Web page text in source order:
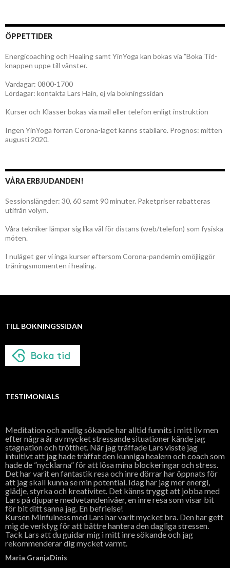
ÖPPETTIDER
Energicoaching och Healing samt YinYoga kan bokas via ”Boka Tid-
knappen uppe till vänster.
Vardagar: 0800-1700
Lördagar: kontakta Lars Hain, ej via bokningssidan
Kurser och Klasser bokas via mail eller telefon enligt instruktion
Ingen YinYoga förrän Corona-läget känns stabilare. Prognos: mitten
augusti 2020.
VÅRA ERBJUDANDEN!
Sessionslängder: 30, 60 samt 90 minuter. Paketpriser rabatteras
utifrån volym.
Våra tekniker lämpar sig lika väl för distans (web/telefon) som fysiska
möten.
I nuläget ger vi inga kurser eftersom Corona-pandemin omöjliggör
träningsmomenten i healing.
TILL BOKNINGSSIDAN
TESTIMONIALS
Meditation och andlig sökande har alltid funnits i mitt liv men
efter några år av mycket stressande situationer kände jag
stagnation och trötthet. När jag träffade Lars visste jag
intuitivt att jag hade träffat den kunniga healern och coach som
hade de ”nycklarna” för att lösa mina blockeringar och stress.
Det har varit en fantastik resa och inre dörrar har öppnats för
att jag skall kunna se min potential. Idag har jag mer energi,
glädje, styrka och kreativitet. Det känns tryggt att jobba med
Lars på djupare medvetandenivåer, en inre resa som visar bit
för bit ditt sanna jag. En befrielse!
Kursen Minfulness med Lars har varit mycket bra. Den har gett
mig de verktyg för att bättre hantera den dagliga stressen.
Tack Lars att du guidar mig i mitt inre sökande och jag
rekommenderar dig mycket varmt.
Maria GranjaDinis